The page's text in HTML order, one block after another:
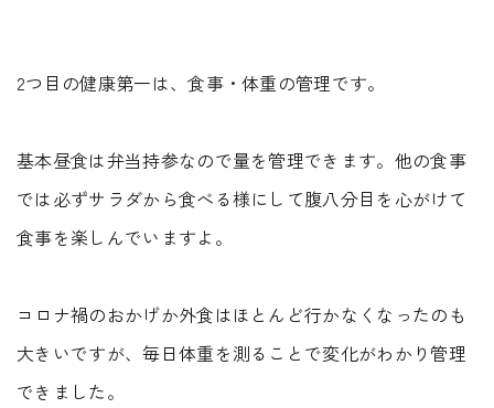
2つ目の健康第一は、食事・体重の管理です。
基本昼食は弁当持参なので量を管理できます。他の食事
では必ずサラダから食べる様にして腹八分目を心がけて
食事を楽しんでいますよ。
コロナ禍のおかげか外食はほとんど行かなくなったのも
大きいですが、毎日体重を測ることで変化がわかり管理
できました。